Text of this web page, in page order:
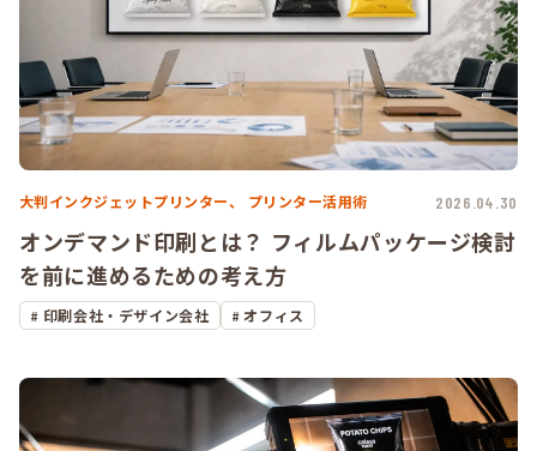
大判インクジェットプリンター、 プリンター活用術 2026.04.30
オンデマンド印刷とは？ フィルムパッケージ検討
を前に進めるための考え方
印刷会社・デザイン会社 オフィス